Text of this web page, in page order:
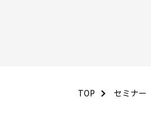
TOP セミナー